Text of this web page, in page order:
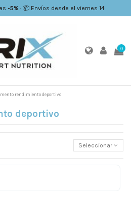
-5% · 📦 Envíos desde el viernes 14
0
rendimiento deportivo
deportivo
Seleccionar